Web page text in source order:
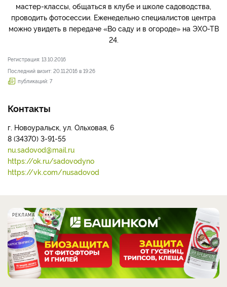
мастер-классы, общаться в клубе и школе садоводства,
проводить фотосессии. Еженедельно специалистов центра
можно увидеть в передаче «Во саду и в огороде» на ЭХО-ТВ
24.
Регистрация: 13.10.2016
Последний визит: 20.11.2016 в 19:26
публикаций: 7
Контакты
г. Новоуральск, ул. Ольховая, 6
8 (34370) 3-91-55
nu.sadovod@mail.ru
https://ok.ru/sadovodyno
https://vk.com/nusadovod
РЕКЛАМА